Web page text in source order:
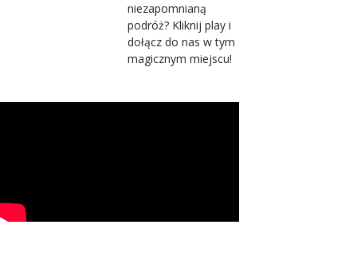
niezapomnianą
podróż? Kliknij play i
dołącz do nas w tym
magicznym miejscu!